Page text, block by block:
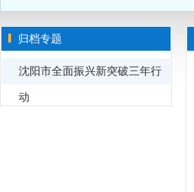
归档专题
沈阳市全面振兴新突破三年行
动